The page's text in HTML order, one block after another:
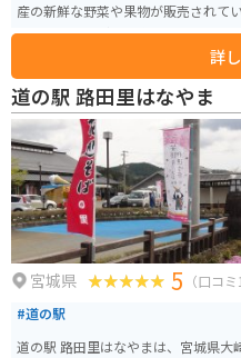
産の新鮮な野菜や果物が販売されて
のりんごやぶどうは格別です。レス
た料理を楽しむことができます。お
た「ひとめぼれ御膳」です。 バイクで訪れる場合、道の駅 むろねは広々とし
た駐車場があるので安心です。周辺
ーリングの休憩場所としても最適で
公園や南昌寺など、歴史を感じられる観
は、地元産のりんごを使ったジュー
めです。
詳
道の駅 路田里はなやま
宮城県 5 （口コミ
#道の駅
道の駅 路田里はなやまは、宮城県大